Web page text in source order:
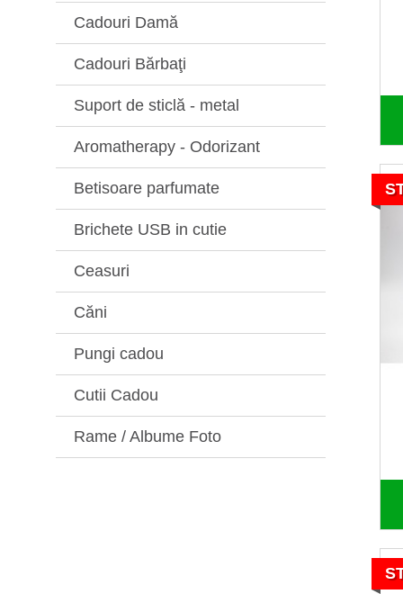
Cadouri Damă
Cadouri Bărbaţi
Suport de sticlă - metal
Aromatherapy - Odorizant
Betisoare parfumate
Brichete USB in cutie
Ceasuri
Căni
Pungi cadou
Cutii Cadou
Rame / Albume Foto